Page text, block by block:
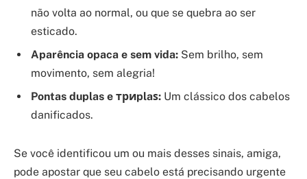
não volta ao normal, ou que se quebra ao ser
esticado.
Aparência opaca e sem vida: Sem brilho, sem
movimento, sem alegria!
Pontas duplas e триplaѕ: Um clássico dos cabelos
danificados.
Se você identificou um ou mais desses sinais, amiga,
pode apostar que seu cabelo está precisando urgente